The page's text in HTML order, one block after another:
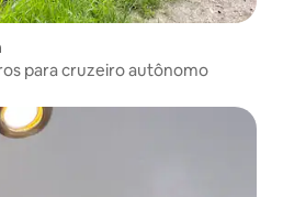
para cruzeiro autônomo